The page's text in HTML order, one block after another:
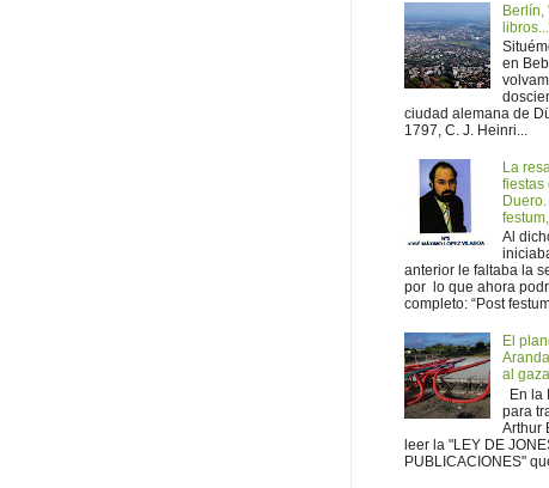
Berlín,
en
ciudad alemana de
1797, C. J. Heinri...
La
fiestas
Al
anterior le faltaba la
por lo que ahora
completo: “Post
El
al
En la
para
Arthur
leer la "LEY DE
PUBLICACIONES"